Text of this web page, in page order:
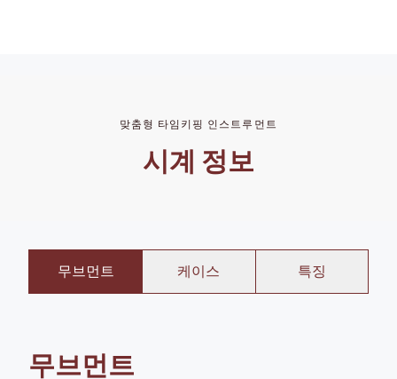
맞춤형 타임키핑 인스트루먼트
시계 정보
무브먼트 케이스 특징
무브먼트